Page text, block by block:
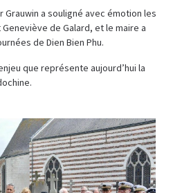
a souligné avec émotion les
de Galard, et le maire a
de Dien Bien Phu.
que représente aujourd’hui la